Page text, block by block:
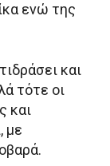
ενώ της
και
τότε οι
και
με